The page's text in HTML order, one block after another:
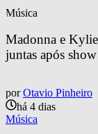
Música
Madonna e
juntas após
por Otavio Pinheiro
há 4 dias
Música